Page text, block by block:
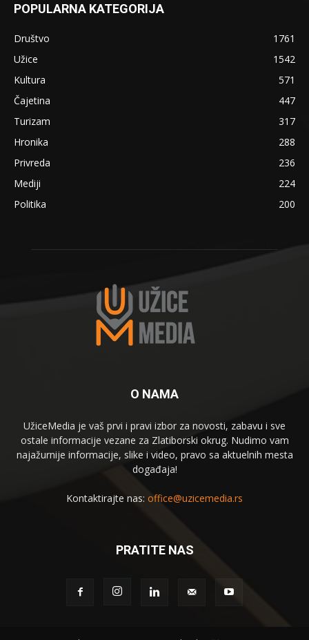
POPULARNA KATEGORIJA
Društvo
1761
Užice
1542
Kultura
571
Čajetina
447
Turizam
317
Hronika
288
Privreda
236
Mediji
224
Politika
200
O NAMA
UžiceMedia je vaš prvi i pravi izbor za novosti, zabavu i sve
ostale informacije vezane za Zlatiborski okrug. Nudimo vam
najažurnije informacije, slike i video, pravo sa aktuelnih mesta
događaja!
Kontaktirajte nas: office@uzicemedia.rs
PRATITE NAS